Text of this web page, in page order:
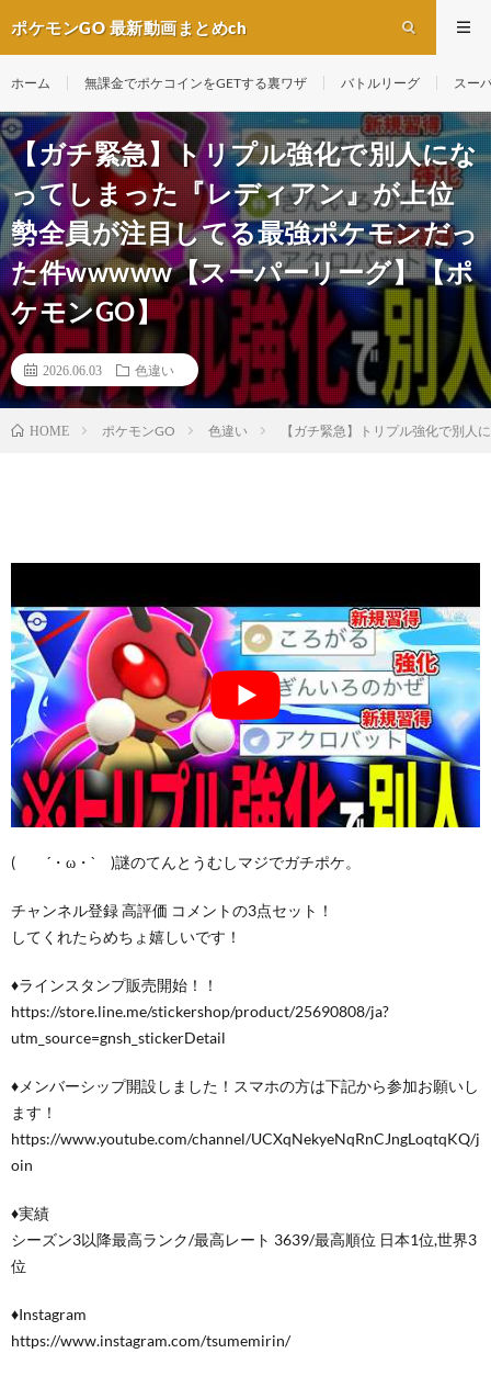
ポケモンGO 最新動画まとめch
ホーム 無課金でポケコインをGETする裏ワザ バトルリーグ スー
【ガチ緊急】トリプル強化で別人にな
ってしまった『レディアン』が上位
勢全員が注目してる最強ポケモンだっ
た件wwwww【スーパーリーグ】【ポ
ケモンGO】
2026.06.03 色違い
HOME ポケモンGO 色違い 【ガチ緊急】トリプル強化で別
( ´・ω・` )謎のてんとうむしマジでガチポケ。
チャンネル登録 高評価 コメントの3点セット！
してくれたらめちょ嬉しいです！
♦ラインスタンプ販売開始！！
https://store.line.me/stickershop/product/25690808/ja?
utm_source=gnsh_stickerDetail
♦メンバーシップ開設しました！スマホの方は下記から参加お願いし
ます！
https://www.youtube.com/channel/UCXqNekyeNqRnCJngLoqtqKQ/j
oin
♦実績
シーズン3以降最高ランク/最高レート 3639/最高順位 日本1位,世界3
位
♦Instagram
https://www.instagram.com/tsumemirin/